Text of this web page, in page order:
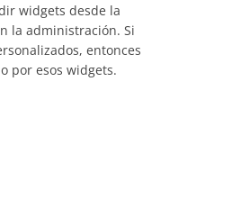
widgets desde la
la administración. Si
entonces
por esos widgets.